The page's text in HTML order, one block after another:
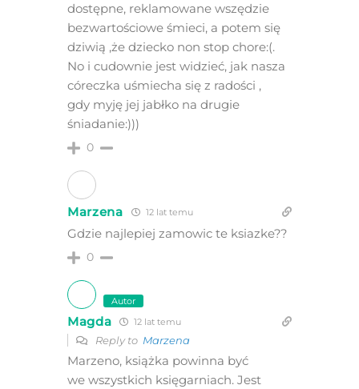
dostępne, reklamowane wszędzie
bezwartościowe śmieci, a potem się
dziwią ,że dziecko non stop chore:(.
No i cudownie jest widzieć, jak nasza
córeczka uśmiecha się z radości ,
gdy myję jej jabłko na drugie
śniadanie:)))
0
Marzena 12 lat temu
Gdzie najlepiej zamowic te ksiazke??
0
Autor
Magda 12 lat temu
Reply to Marzena
Marzeno, książka powinna być
we wszystkich księgarniach. Jest